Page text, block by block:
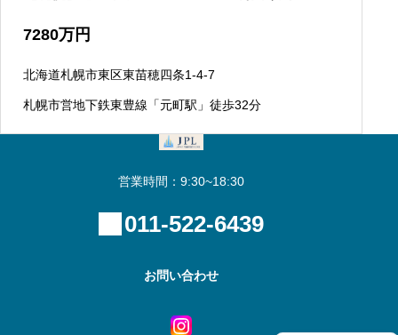
7280万円
北海道札幌市東区東苗穂四条1-4-7
札幌市営地下鉄東豊線「元町駅」徒歩32分
営業時間：9:30~18:30
011-522-6439
お問い合わせ